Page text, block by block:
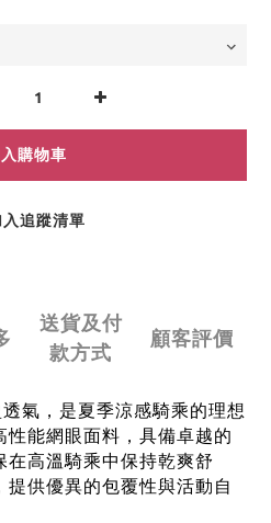
購物車
入追蹤清單
送貨及付
款方式
顧客評價
氣，是夏季涼感騎乘的理想
性能網眼面料，具備卓越的
高溫騎乘中保持乾爽舒
提供優異的包覆性與活動自